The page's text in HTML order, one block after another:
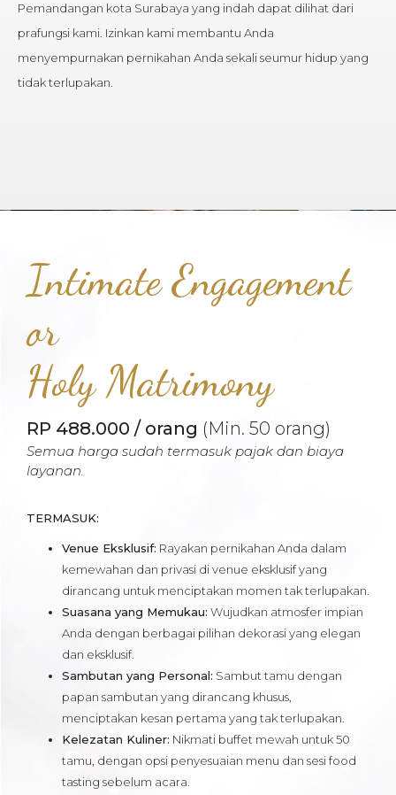
Pemandangan kota Surabaya yang indah dapat dilihat dari
prafungsi kami. Izinkan kami membantu Anda
menyempurnakan pernikahan Anda sekali seumur hidup yang
tidak terlupakan.
Intimate Engagement
or
Holy Matrimony
RP 488.000 / orang (Min. 50 orang)
Semua harga sudah termasuk pajak dan biaya
layanan.
TERMASUK:
Venue Eksklusif: Rayakan pernikahan Anda dalam
kemewahan dan privasi di venue eksklusif yang
dirancang untuk menciptakan momen tak terlupakan.
Suasana yang Memukau: Wujudkan atmosfer impian
Anda dengan berbagai pilihan dekorasi yang elegan
dan eksklusif.
Sambutan yang Personal: Sambut tamu dengan
papan sambutan yang dirancang khusus,
menciptakan kesan pertama yang tak terlupakan.
Kelezatan Kuliner: Nikmati buffet mewah untuk 50
tamu, dengan opsi penyesuaian menu dan sesi food
tasting sebelum acara.